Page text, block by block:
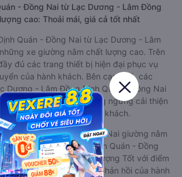
- Đồng Nai từ Lạc Dương - Lâm Đồng
cao: Thoải mái, giá cả tốt nhất
Quán - Đồng Nai từ Lạc Dương - Lâm
xe giường nằm chất lượng cao. Trên
đủ các trang thiết bị hiện đại phục vụ
của hành khách. Bên cạnh đó, các
Dương - Lâm Đồng Định Quán - Đồng Nai
chất lượng dịch vụ, không ngừng cải thiện
hoàn hảo cho hành khách.
Đồng Định Quán - Đồng Nai giường nằm
Dương - Lâm Đồng đi Định Quán - Đồng
đánh giá chung chất lượng Tốt với điểm
từ 4.1/5 dựa trên 6358 phản hồi của hành